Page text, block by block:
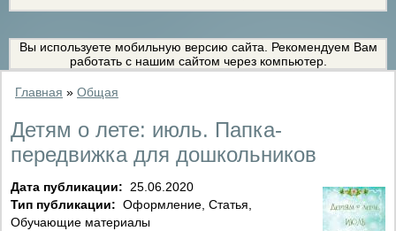
Вы используете мобильную версию сайта. Рекомендуем Вам
работать с нашим сайтом через компьютер.
Главная » Общая
Детям о лете: июль. Папка-
передвижка для дошкольников
Дата публикации:
25.06.2020
Тип публикации: Оформление, Статья,
Обучающие материалы